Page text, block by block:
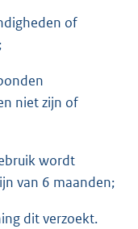
of
niet zijn of
wordt
van 6 maanden;
dit verzoekt.